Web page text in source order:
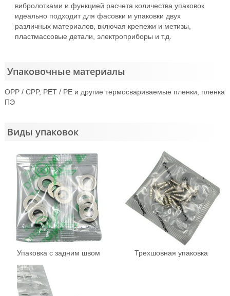
вибролотками и функцией расчета количества упаковок
идеально подходит для фасовки и упаковки двух
различных материалов, включая крепежи и метизы,
пластмассовые детали, электроприборы и т.д.
Упаковочные материалы
OPP / CPP, PET / PE и другие термосвариваемые пленки, пленка
ПЭ
Виды упаковок
Упаковка с задним швом Трехшовная упаковка